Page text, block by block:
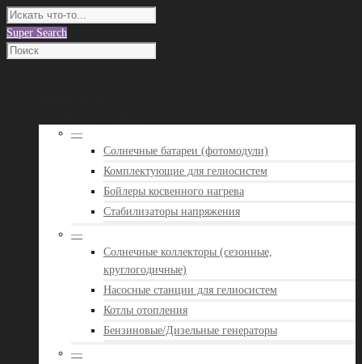
Super Search
—
Солнечные батареи (фотомодули)
Комплектующие для гелиосистем
Бойлеры косвенного нагрева
Стабилизаторы напряжения
—
Солнечные коллекторы (сезонные,
круглогодичные)
Насосные станции для гелиосистем
Котлы отопления
Бензиновые/Дизельные генераторы
—